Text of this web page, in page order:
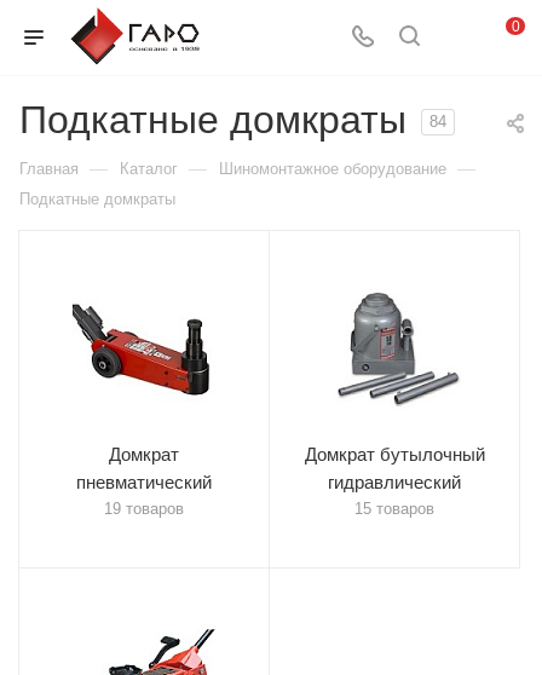
0
Подкатные домкраты 84
Главная — Каталог — Шиномонтажное оборудование —
Подкатные домкраты
Домкрат
пневматический
19 товаров
Домкрат бутылочный
гидравлический
15 товаров